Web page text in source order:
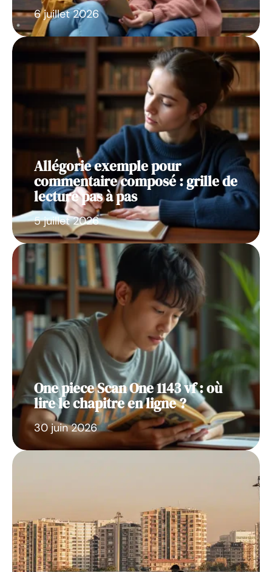
6 juillet 2026
Allégorie exemple pour
commentaire composé : grille de
lecture pas à pas
5 juillet 2026
One piece Scan One 1143 vf : où
lire le chapitre en ligne ?
30 juin 2026